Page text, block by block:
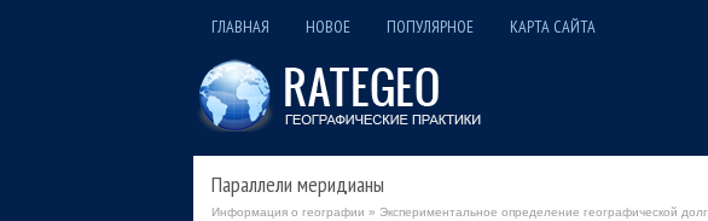
ГЛАВНАЯ НОВОЕ ПОПУЛЯРНОЕ КАРТА САЙТА
Параллели меридианы
Информация о географии » Экспериментальное определение географической